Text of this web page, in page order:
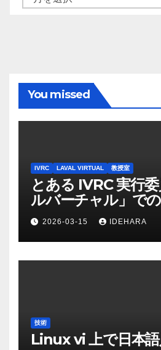
You missed
IVRC LAVAL VIRTUAL 教授室
とある IVRC 実行
ルバーチャル」で
かける思いと願い（
Discord 上の記録か
粋・修正）
2026-03-15 IDEHARA
技術
Linux vi 上で日本